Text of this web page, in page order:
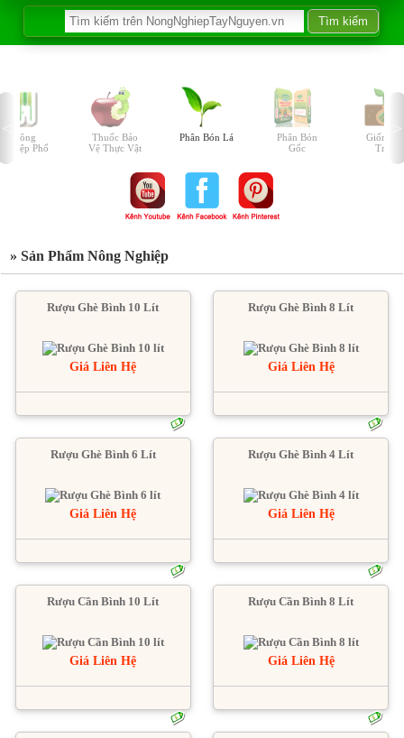
Nông
Nghiệp Phố
Thuốc Bảo
Vệ Thực Vật
Phân Bón Lá
Phân Bón
Gốc
Giống
Trồng
» Sản Phẩm Nông Nghiệp
Rượu Ghè Bình 10 Lít
Giá Liên Hệ
Rượu Ghè Bình 8 Lít
Giá Liên Hệ
Rượu Ghè Bình 6 Lít
Giá Liên Hệ
Rượu Ghè Bình 4 Lít
Giá Liên Hệ
Rượu Cần Bình 10 Lít
Giá Liên Hệ
Rượu Cần Bình 8 Lít
Giá Liên Hệ